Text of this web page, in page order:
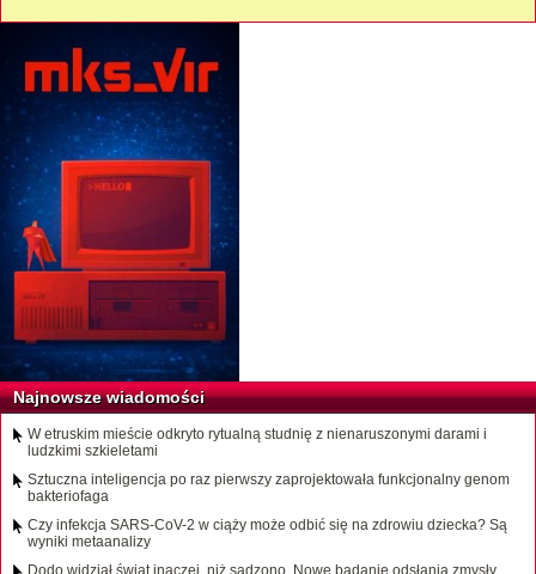
Najnowsze wiadomości
W etruskim mieście odkryto rytualną studnię z nienaruszonymi darami i
ludzkimi szkieletami
Sztuczna inteligencja po raz pierwszy zaprojektowała funkcjonalny genom
bakteriofaga
Czy infekcja SARS-CoV-2 w ciąży może odbić się na zdrowiu dziecka? Są
wyniki metaanalizy